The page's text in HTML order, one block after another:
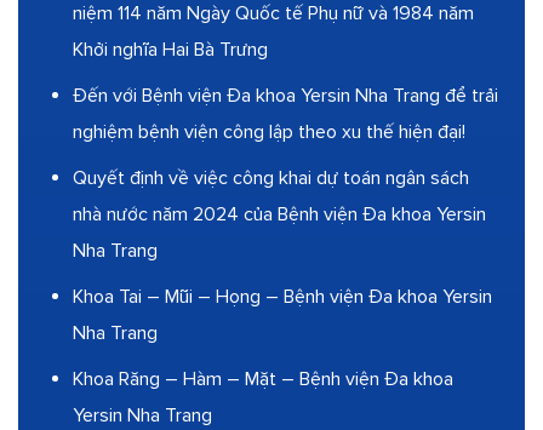
niệm 114 năm Ngày Quốc tế Phụ nữ và 1984 năm
Khởi nghĩa Hai Bà Trưng
Đến với Bệnh viện Đa khoa Yersin Nha Trang để trải
nghiệm bệnh viện công lập theo xu thế hiện đại!
Quyết định về việc công khai dự toán ngân sách
nhà nước năm 2024 của Bệnh viện Đa khoa Yersin
Nha Trang
Khoa Tai – Mũi – Họng – Bệnh viện Đa khoa Yersin
Nha Trang
Khoa Răng – Hàm – Mặt – Bệnh viện Đa khoa
Yersin Nha Trang